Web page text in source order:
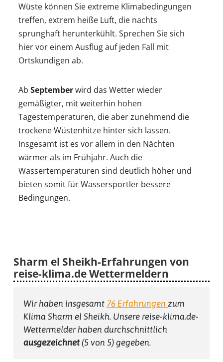
Wüste können Sie extreme Klimabedingungen
treffen, extrem heiße Luft, die nachts
sprunghaft herunterkühlt. Sprechen Sie sich
hier vor einem Ausflug auf jeden Fall mit
Ortskundigen ab.
Ab Septemberwird das Wetter wieder
gemäßigter, mit weiterhin hohen
Tagestemperaturen, die aber zunehmend die
trockene Wüstenhitze hinter sich lassen.
Insgesamt ist es vor allem in den Nächten
wärmer als im Frühjahr. Auch die
Wassertemperaturen sind deutlich höher und
bieten somit für Wassersportler bessere
Bedingungen.
Sharm el Sheikh-Erfahrungen von
reise-klima.de Wettermeldern
Wir haben insgesamt 76Erfahrungen zum
Klima Sharm el Sheikh. Unsere reise-klima.de-
Wettermelder haben durchschnittlich
ausgezeichnet(5von 5) gegeben.